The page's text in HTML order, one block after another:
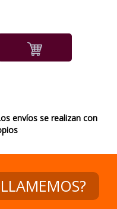
envíos se realizan con